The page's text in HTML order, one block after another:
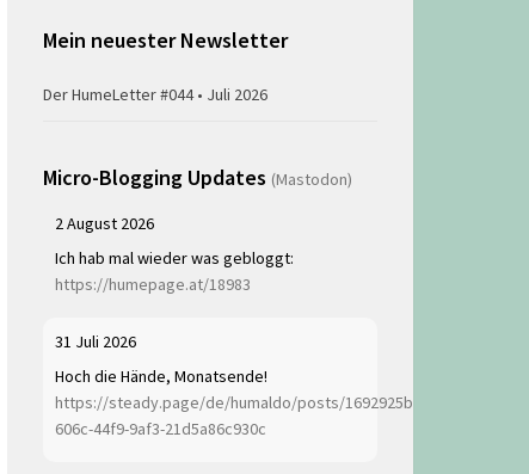
Mein neuester Newsletter
Der HumeLetter #044 • Juli 2026
Micro-Blogging Updates (Mastodon)
2 August 2026
Ich hab mal wieder was gebloggt:
https://humepage.at/18983
31 Juli 2026
Hoch die Hände, Monatsende!
https://steady.page/de/humaldo/posts/1692925b-
606c-44f9-9af3-21d5a86c930c